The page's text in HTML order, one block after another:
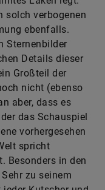
solch verbogenen
ebenfalls.
Sternenbilder
Details dieser
Großteil der
nicht (ebenso
aber, dass es
das Schauspiel
vorhergesehen
spricht
Besonders in den
zu seinem